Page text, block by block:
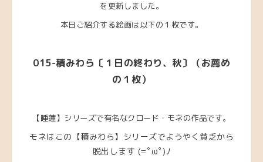
を更新しました。
本日ご紹介する絵画は以下の１枚です。
015-積みわら〔１日の終わり、秋〕（お薦め
の１枚）
【睡蓮】シリーズで有名なクロード・モネの作品です。
モネはこの【積みわら】シリーズでようやく貧乏から
脱出します (=ﾟωﾟ)ﾉ